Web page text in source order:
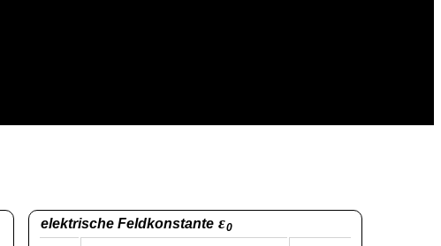
elektrische Feldkonstante ε0